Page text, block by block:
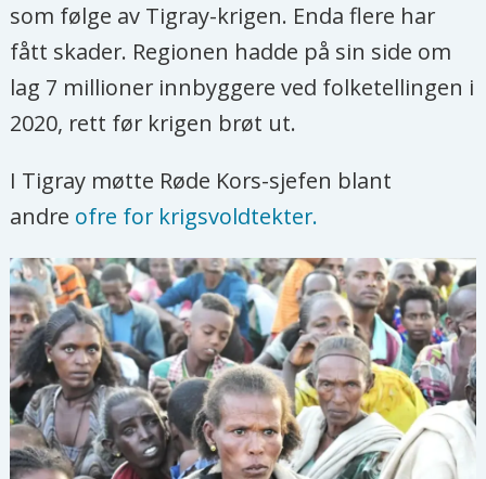
som følge av Tigray-krigen. Enda flere har
fått skader. Regionen hadde på sin side om
lag 7 millioner innbyggere ved folketellingen i
2020, rett før krigen brøt ut.
I Tigray møtte Røde Kors-sjefen blant
andre ofre for krigsvoldtekter.